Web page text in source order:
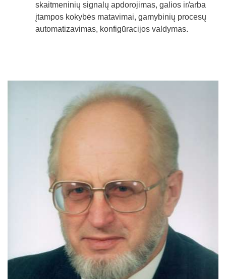
skaitmeninių signalų apdorojimas, galios ir/arba
įtampos kokybės matavimai, gamybinių procesų
automatizavimas, konfigūracijos valdymas.